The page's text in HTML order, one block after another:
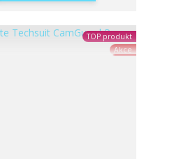
TOP produkt
Akce